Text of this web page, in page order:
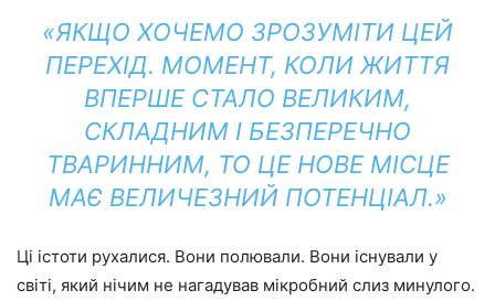
«ЯКЩО ХОЧЕМО ЗРОЗУМІТИ ЦЕЙ
ПЕРЕХІД. МОМЕНТ, КОЛИ ЖИТТЯ
ВПЕРШЕ СТАЛО ВЕЛИКИМ,
СКЛАДНИМ І БЕЗПЕРЕЧНО
ТВАРИННИМ, ТО ЦЕ НОВЕ МІСЦЕ
МАЄ ВЕЛИЧЕЗНИЙ ПОТЕНЦІАЛ.»
Ці істоти рухалися. Вони полювали. Вони існували у
світі, який нічим не нагадував мікробний слиз минулого.